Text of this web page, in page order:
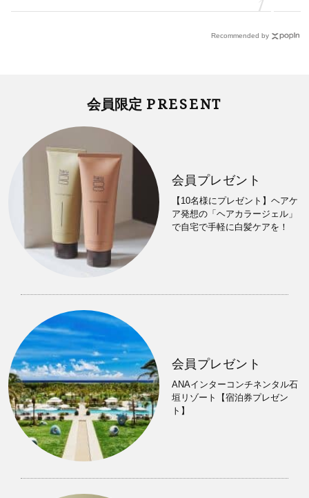
Recommended by
会員限定 PRESENT
会員プレゼント
【10名様にプレゼント】ヘアケ
ア発想の「ヘアカラージェル」
で自宅で手軽に白髪ケアを！
会員プレゼント
ANAインターコンチネンタル石
垣リゾート【宿泊券プレゼン
ト】